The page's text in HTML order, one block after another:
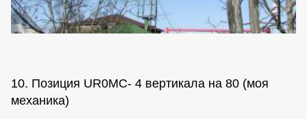
10. Позиция UR0MC- 4 вертикала на 80 (моя
механика)